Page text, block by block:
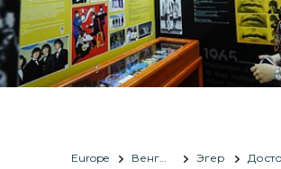
Europe Венгрия Эгер